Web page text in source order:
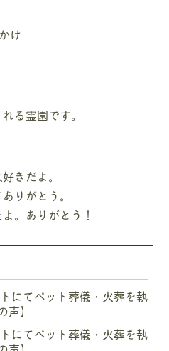
け
る霊園です。
きだよ。
りがとう。
。ありがとう！
にてペット葬儀・火葬を執
】
にてペット葬儀・火葬を執